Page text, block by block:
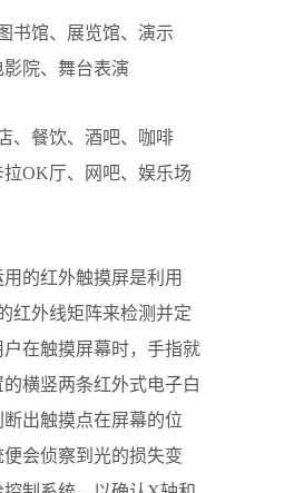
馆、展览馆、演示
院、舞台表演
餐饮、酒吧、咖啡
OK厅、网吧、娱乐场
的红外触摸屏是利用
红外线矩阵来检测并定
在触摸屏幕时，手指就
横竖两条红外式电子白
出触摸点在屏幕的位
会侦察到光的损失变